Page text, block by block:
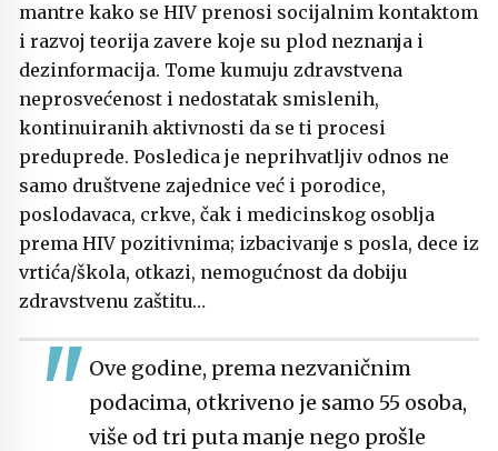
mantre kako se HIV prenosi socijalnim kontaktom
i razvoj teorija zavere koje su plod neznanja i
dezinformacija. Tome kumuju zdravstvena
neprosvećenost i nedostatak smislenih,
kontinuiranih aktivnosti da se ti procesi
preduprede. Posledica je neprihvatljiv odnos ne
samo društvene zajednice već i porodice,
poslodavaca, crkve, čak i medicinskog osoblja
prema HIV pozitivnima; izbacivanje s posla, dece iz
vrtića/škola, otkazi, nemogućnost da dobiju
zdravstvenu zaštitu…
Ove godine, prema nezvaničnim
podacima, otkriveno je samo 55 osoba,
više od tri puta manje nego prošle